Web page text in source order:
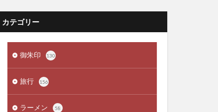
カテゴリー
御朱印 130
旅行 156
ラーメン 58